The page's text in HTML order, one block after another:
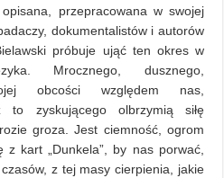
przepracowana w swojej
dokumentalistów i autorów
próbuje ująć ten okres w
Mrocznego, dusznego,
obcości względem nas,
to zyskującego olbrzymią siłę
groza. Jest ciemność, ogrom
z kart „Dunkela”, by nas porwać,
z tej masy cierpienia, jakie